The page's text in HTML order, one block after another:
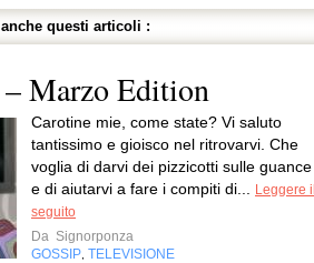
questi articoli :
Marzo Edition
Carotine mie, come state? Vi saluto
tantissimo e gioisco nel ritrovarvi. Che
voglia di darvi dei pizzicotti sulle guance
e di aiutarvi a fare i compiti di...
Leggere
seguito
Da Signorponza
GOSSIP TELEVISIONE